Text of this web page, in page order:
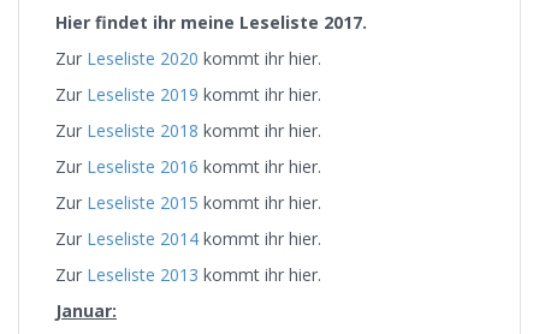
Hier findet ihr meine Leseliste 2017.
Zur Leseliste 2020 kommt ihr hier.
Zur Leseliste 2019 kommt ihr hier.
Zur Leseliste 2018 kommt ihr hier.
Zur Leseliste 2016 kommt ihr hier.
Zur Leseliste 2015 kommt ihr hier.
Zur Leseliste 2014 kommt ihr hier.
Zur Leseliste 2013 kommt ihr hier.
Januar: